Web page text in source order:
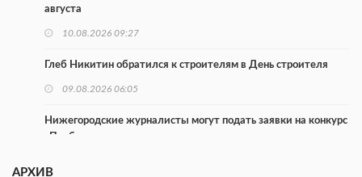
августа
10.08.2026 09:27
Глеб Никитин обратился к строителям в День строителя
09.08.2026 06:05
Нижегородские журналисты могут подать заявки на конкурс
«Пробация»
АРХИВ